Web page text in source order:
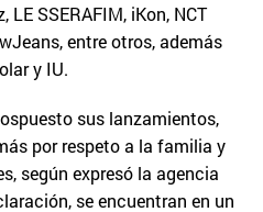
LE SSERAFIM, iKon, NCT
entre otros, además
y IU.
sus lanzamientos,
por respeto a la familia y
según expresó la agencia
se encuentran en un